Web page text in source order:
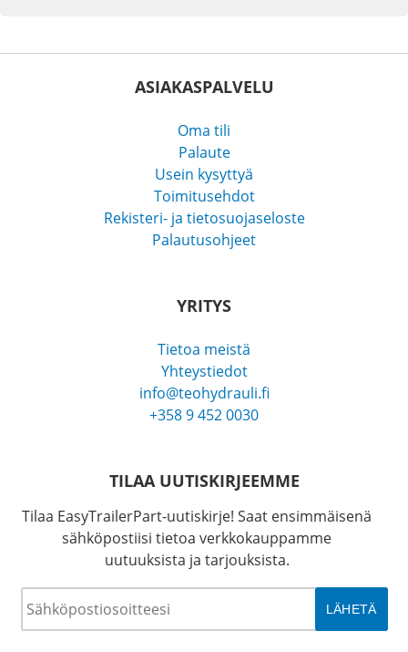
ASIAKASPALVELU
Oma tili
Palaute
Usein kysyttyä
Toimitusehdot
Rekisteri- ja tietosuojaseloste
Palautusohjeet
YRITYS
Tietoa meistä
Yhteystiedot
info@teohydrauli.fi
+358 9 452 0030
TILAA UUTISKIRJEEMME
Tilaa EasyTrailerPart-uutiskirje! Saat ensimmäisenä
sähköpostiisi tietoa verkkokauppamme
uutuuksista ja tarjouksista.